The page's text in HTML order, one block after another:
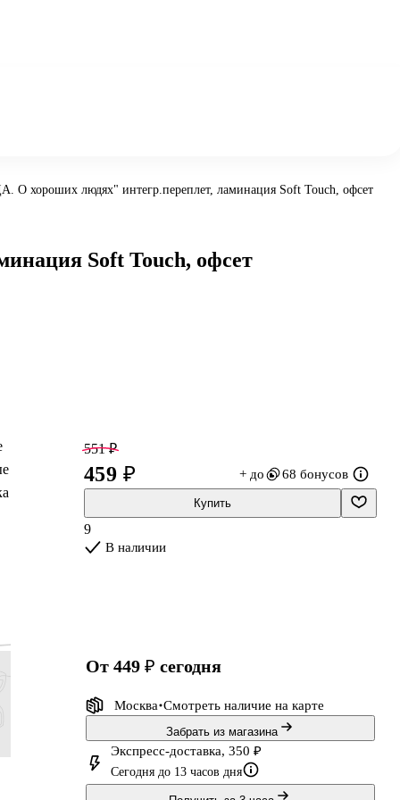
хороших людях" интегр.переплет, ламинация Soft Touch, офсет
311 ₽
259 ₽
455 ₽
379 ₽ 949 ₽
Soft Touch, офсет
551 ₽
459 ₽ + до 68 бонусов
Купить
9
В наличии
от 449 ₽ сегодня
Москва Смотреть наличие на карте
Забрать из магазина
Экспресс-доставка, 350 ₽
Сегодня до 13 часов дня